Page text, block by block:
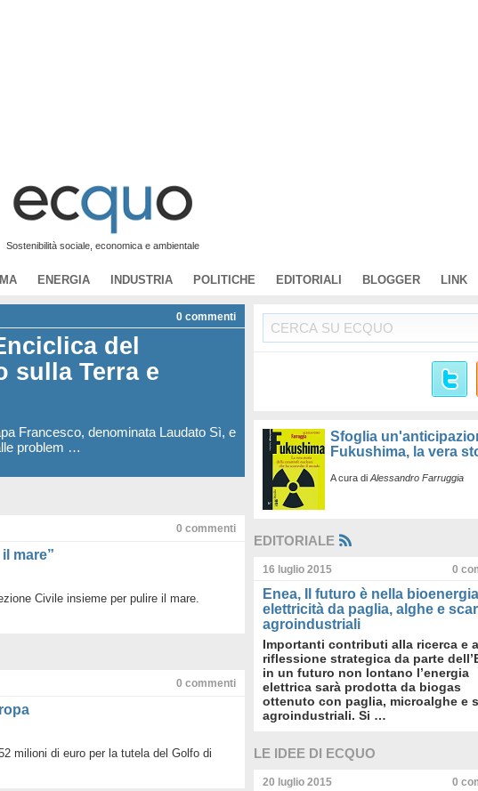
Sostenibilità sociale, economica e ambientale
ENERGIA INDUSTRIA POLITICHE EDITORIALI BLOGGER LINK
0 commenti
del
sulla Terra e
Francesco, denominata Laudato Sì, e
problem …
0 commenti
mare”
Civile insieme per pulire il mare.
0 commenti
milioni di euro per la tutela del Golfo di
Sfoglia
Fukushima, la vera
A cura di Alessandro Farruggia
EDITORIALE
16 luglio 2015 0
Enea, Il futuro è nella
elettricità da paglia, alghe e
agroindustriali
Importanti contributi alla ricerca e
riflessione strategica da parte
in un futuro non lontano l’energia
elettrica sarà prodotta da biogas
ottenuto con paglia, microalghe e
agroindustriali. Si …
LE IDEE DI ECQUO
20 luglio 2015 0